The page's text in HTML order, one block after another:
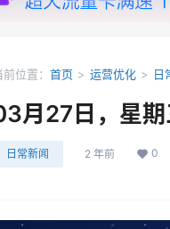
前位置： 首页 > 运营优化 > 日
月27日，星
日常新闻 2 年前 0